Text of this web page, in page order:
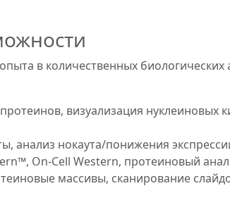
в количественных
визуализация нуклеиновых
анализ нокаута/понижения
On-Cell Western, протеиновый
массивы, сканирование